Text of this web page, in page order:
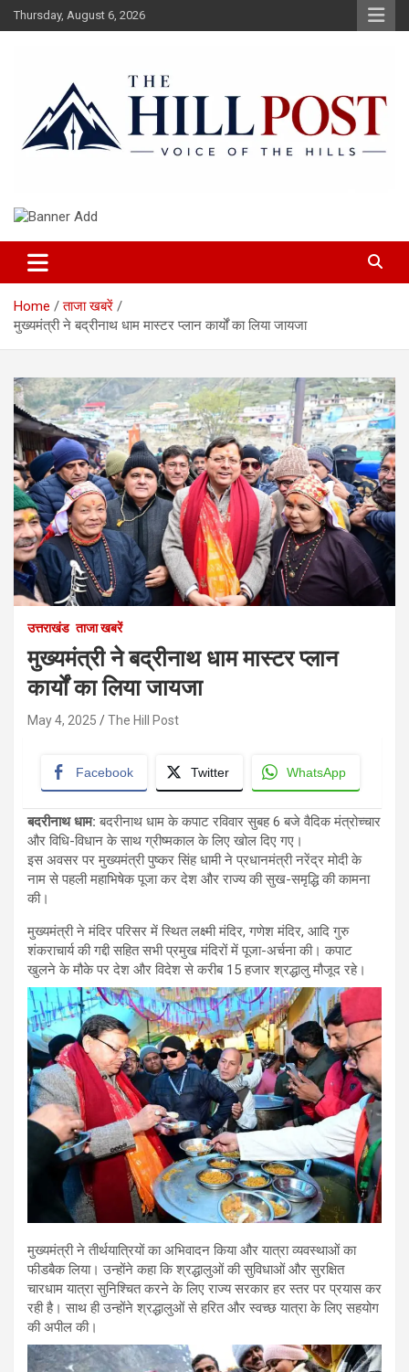
Skip
to
Thursday, August 6, 2026
The Hillpost
Home
ताजा खबरें
मुख्यमंत्री ने बद्रीनाथ धाम मास्टर प्लान कार्यों का लिया जायजा
उत्तराखंड ताजा खबरें
मुख्यमंत्री ने बद्रीनाथ धाम मास्टर प्लान
कार्यों का लिया जायजा
May 4, 2025 The Hill Post
Facebook Twitter WhatsApp
बदरीनाथ धाम:बदरीनाथ धाम के कपाट रविवार सुबह 6 बजे वैदिक मंत्रोच्चार
और विधि-विधान के साथ ग्रीष्मकाल के लिए खोल दिए गए।
इस अवसर पर मुख्यमंत्री पुष्कर सिंह धामी ने प्रधानमंत्री नरेंद्र मोदी के
नाम से पहली महाभिषेक पूजा कर देश और राज्य की सुख-समृद्धि की कामना
की।
मुख्यमंत्री ने मंदिर परिसर में स्थित लक्ष्मी मंदिर, गणेश मंदिर, आदि गुरु
शंकराचार्य की गद्दी सहित सभी प्रमुख मंदिरों में पूजा-अर्चना की। कपाट
खुलने के मौके पर देश और विदेश से करीब 15 हजार श्रद्धालु मौजूद रहे।
मुख्यमंत्री ने तीर्थयात्रियों का अभिवादन किया और यात्रा व्यवस्थाओं का
फीडबैक लिया। उन्होंने कहा कि श्रद्धालुओं की सुविधाओं और सुरक्षित
चारधाम यात्रा सुनिश्चित करने के लिए राज्य सरकार हर स्तर पर प्रयास कर
रही है। साथ ही उन्होंने श्रद्धालुओं से हरित और स्वच्छ यात्रा के लिए सहयोग
की अपील की।